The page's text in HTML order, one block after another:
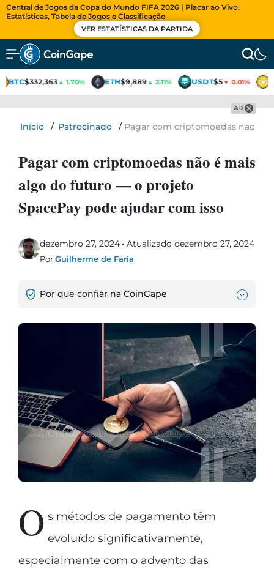
Central de Jogos da Copa do Mundo FIFA 2026 | Placar ao Vivo,
Estatísticas, Tabela de Jogos e Classificação
VER ESTATÍSTICAS DA PARTIDA
BTC$332,363▲ 1.70% ETH$9,889▲ 2.11% USDT$5▼ 0.01%
AD
Início / Patrocinado / Pagar com criptomoedas não é
Pagar com criptomoedas não é mais
algo do futuro — o projeto
SpacePay pode ajudar com isso
dezembro 27, 2024 Atualizado dezembro 27, 2024
PorGuilherme de Faria
Por que confiar na CoinGape
O s métodos de pagamento têm
evoluído significativamente,
especialmente com o advento das